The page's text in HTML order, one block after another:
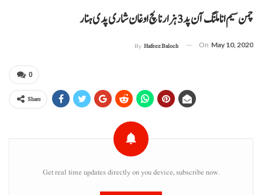
چمن سیم انا ملنگ آن پد 3 ہزار نا کچ اوغان شاری پدی ہنار
By Hafeez Baloch On May 10, 2020
0
Share
Get real time updates directly on you device, subscribe now.